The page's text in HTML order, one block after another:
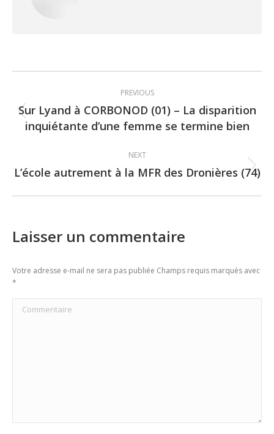
navigation
PREVIOUS
Previous
post:
Sur Lyand à CORBONOD (01) – La disparition
inquiétante d’une femme se termine bien
NEXT
Next
L’école autrement à la MFR des Dronières (74)
Laisser un commentaire
Votre adresse e-mail ne sera pas publiée Champs requis marqués avec
*
Commentaire